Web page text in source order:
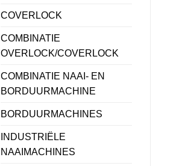
COVERLOCK
COMBINATIE
OVERLOCK/COVERLOCK
COMBINATIE NAAI- EN
BORDUURMACHINE
BORDUURMACHINES
INDUSTRIËLE
NAAIMACHINES